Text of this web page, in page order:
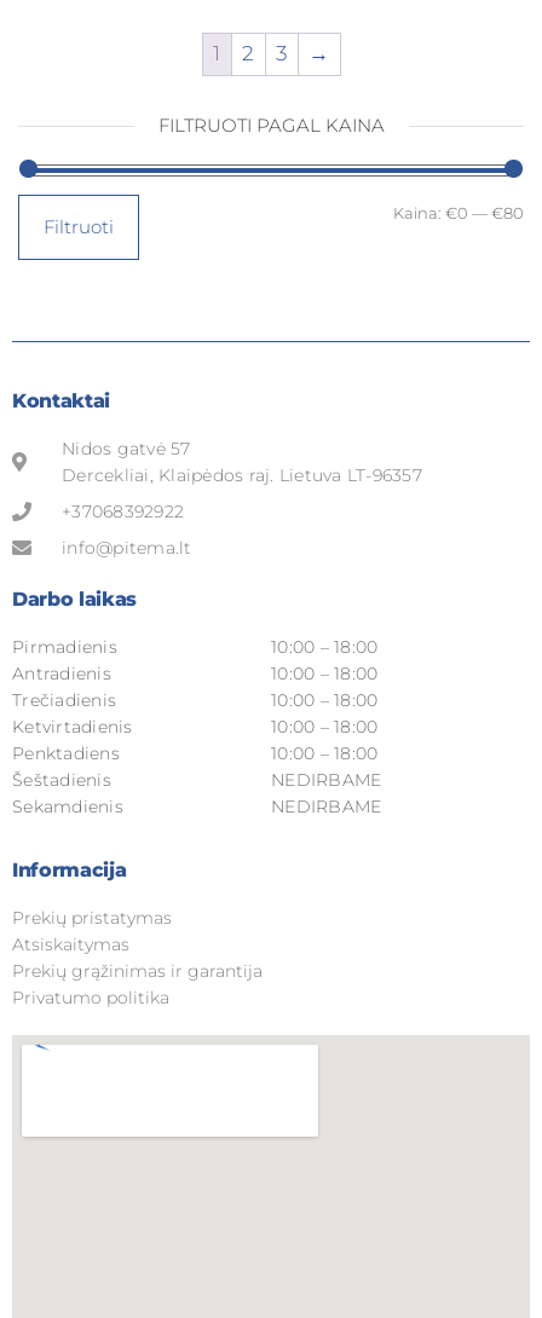
1 2 3 →
FILTRUOTI PAGAL KAINA
Filtruoti
Kaina: €0 —€80
Kontaktai
Nidos gatvė 57
Dercekliai, Klaipėdos raj. Lietuva LT-96357
+37068392922
info@pitema.lt
Darbo laikas
Pirmadienis
Antradienis
Trečiadienis
Ketvirtadienis
Penktadiens
Šeštadienis
Sekamdienis
10:00 – 18:00
10:00 – 18:00
10:00 – 18:00
10:00 – 18:00
10:00 – 18:00
NEDIRBAME
NEDIRBAME
Informacija
Prekių pristatymas
Atsiskaitymas
Prekių grąžinimas ir garantija
Privatumo politika